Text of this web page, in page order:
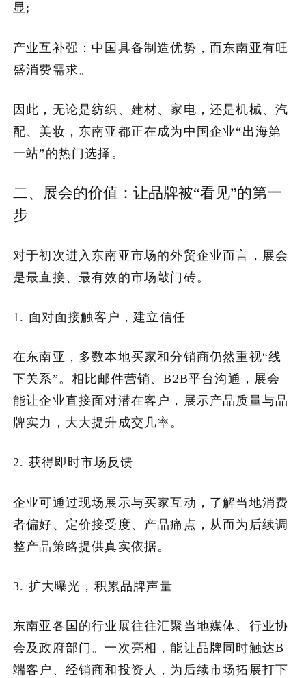
显;
产业互补强：中国具备制造优势，而东南亚有旺
盛消费需求。
因此，无论是纺织、建材、家电，还是机械、汽
配、美妆，东南亚都正在成为中国企业“出海第
一站”的热门选择。
二、展会的价值：让品牌被“看见”的第一
步
对于初次进入东南亚市场的外贸企业而言，展会
是最直接、最有效的市场敲门砖。
1. 面对面接触客户，建立信任
在东南亚，多数本地买家和分销商仍然重视“线
下关系”。相比邮件营销、B2B平台沟通，展会
能让企业直接面对潜在客户，展示产品质量与品
牌实力，大大提升成交几率。
2. 获得即时市场反馈
企业可通过现场展示与买家互动，了解当地消费
者偏好、定价接受度、产品痛点，从而为后续调
整产品策略提供真实依据。
3. 扩大曝光，积累品牌声量
东南亚各国的行业展往往汇聚当地媒体、行业协
会及政府部门。一次亮相，能让品牌同时触达B
端客户、经销商和投资人，为后续市场拓展打下